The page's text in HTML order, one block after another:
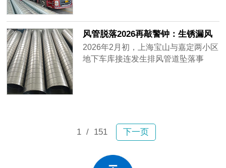
护成本。本文将从加工精度、材质适
配、交付保障三个维度，对比市场主
流供应商——宏达风管、安达通风以
节，通风系统能效指标从推荐性要求
升级为强制评价内容，新建建筑通风
系统能效上限值较2020版标准收紧约
18%。
风管脱落2026再敲警钟：生锈漏风
别等砸下来再换
2026年2月初，上海宝山与嘉定两小区
地下车库接连发生排风管道坠落事
落。所幸均未造成人员伤亡，然而连
续两起事故为工程和物业管理领域敲
落绝非偶然现象。
1/ 151 下一页